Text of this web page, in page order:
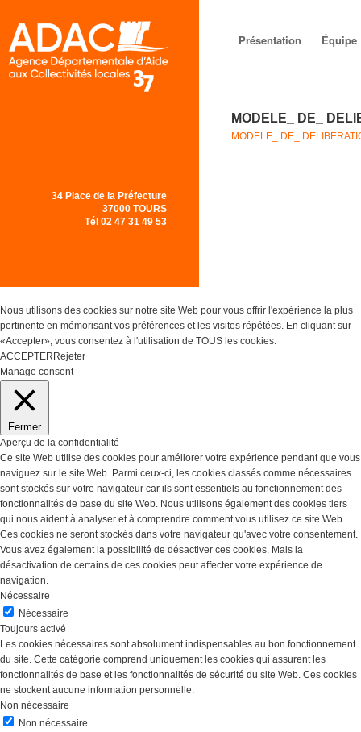
Aller au
Aller au
Présentation Équipe
34 Place de la Préfecture
37000 TOURS
Tél 02 47 31 49 53
MODELE_ DE_
MODELE_ DE_
Nous utilisons des cookies sur notre site Web pour vous offrir l'expérience la plus
pertinente en mémorisant vos préférences et les visites répétées. En cliquant sur
«Accepter», vous consentez à l'utilisation de TOUS les cookies.
ACCEPTER Rejeter
Manage consent
Fermer
Aperçu de la confidentialité
Ce site Web utilise des cookies pour améliorer votre expérience pendant que vous
naviguez sur le site Web. Parmi ceux-ci, les cookies classés comme nécessaires
sont stockés sur votre navigateur car ils sont essentiels au fonctionnement des
fonctionnalités de base du site Web. Nous utilisons également des cookies tiers
qui nous aident à analyser et à comprendre comment vous utilisez ce site Web.
Ces cookies ne seront stockés dans votre navigateur qu'avec votre consentement.
Vous avez également la possibilité de désactiver ces cookies. Mais la
désactivation de certains de ces cookies peut affecter votre expérience de
navigation.
Nécessaire
Nécessaire
Toujours activé
Les cookies nécessaires sont absolument indispensables au bon fonctionnement
du site. Cette catégorie comprend uniquement les cookies qui assurent les
fonctionnalités de base et les fonctionnalités de sécurité du site Web. Ces cookies
ne stockent aucune information personnelle.
Non nécessaire
Non nécessaire